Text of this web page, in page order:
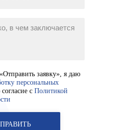
заявку», я даю
персональных
с Политикой